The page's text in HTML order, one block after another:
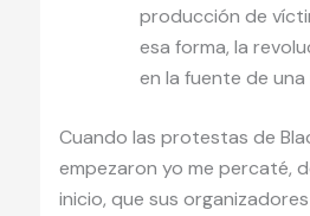
producción de
esa forma, la
en la fuente de
Cuando las protestas de
empezaron yo me percaté,
inicio, que sus